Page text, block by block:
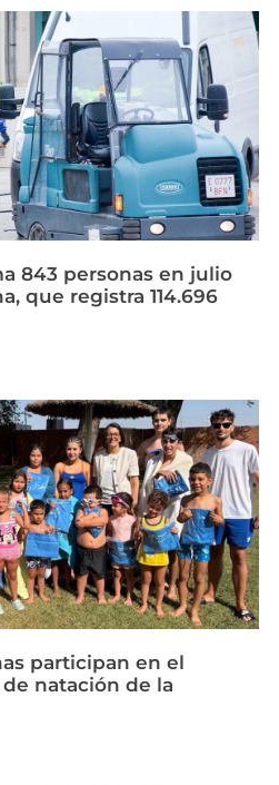
843 personas en julio
que registra 114.696
participan en el
natación de la